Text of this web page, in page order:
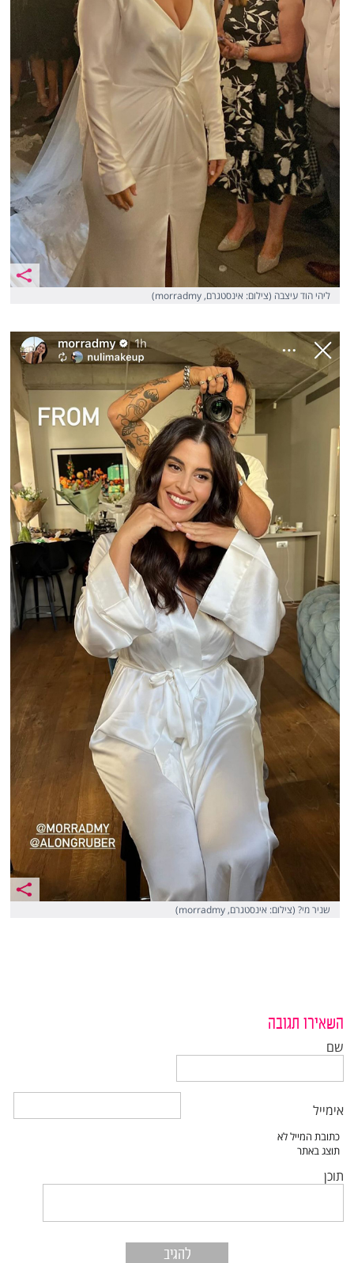
ליהי הוד עיצבה (צילום: אינסטגרם, morradmy)
שניר מי? (צילום: אינסטגרם, morradmy)
השאירו תגובה
שם
אימייל
תוכן